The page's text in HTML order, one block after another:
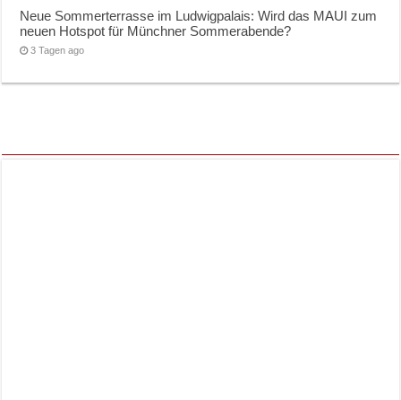
Neue Sommerterrasse im Ludwigpalais: Wird das MAUI zum
neuen Hotspot für Münchner Sommerabende?
3 Tagen ago